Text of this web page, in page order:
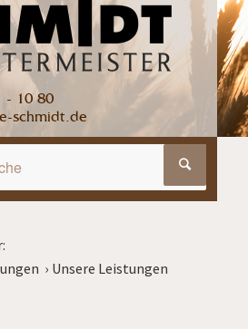
- 10 80
schmidt.de
› Unsere Leistungen